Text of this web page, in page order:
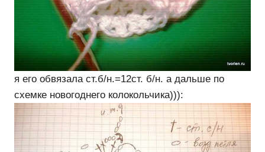
я его обвязала ст.б/н.=12ст. б/н. а дальше по
схемке новогоднего колокольчика))):